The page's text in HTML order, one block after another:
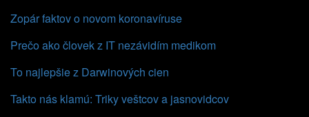
Zopár faktov o novom koronavíruse
Prečo ako človek z IT nezávidím medikom
To najlepšie z Darwinových cien
Takto nás klamú: Triky veštcov a jasnovidcov